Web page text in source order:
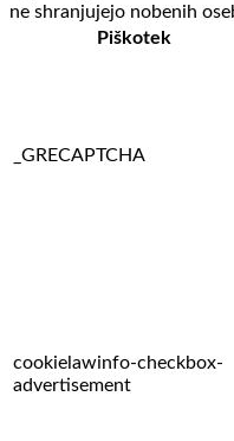
ne shranjujejo nobenih
Piškotek
_GRECAPTCHA
cookielawinfo-checkbox-
advertisement